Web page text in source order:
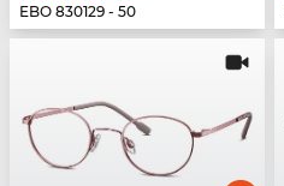
EBO 830129 - 50